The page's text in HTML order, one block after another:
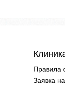
Правила
Заявка